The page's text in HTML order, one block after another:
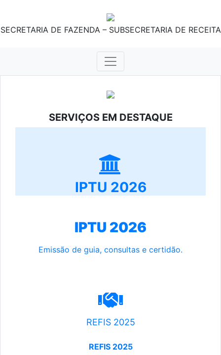
SECRETARIA DE FAZENDA – SUBSECRETARIA DE RECEITA
SERVIÇOS EM DESTAQUE
IPTU 2026
IPTU 2026
Emissão de guia, consultas e certidão.
REFIS 2025
REFIS 2025